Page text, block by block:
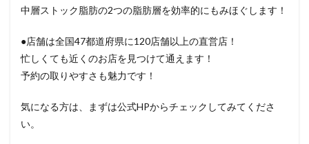
中層ストック脂肪の2つの脂肪層を効率的にもみほぐします！
●店舗は全国47都道府県に120店舗以上の直営店！
忙しくても近くのお店を見つけて通えます！
予約の取りやすさも魅力です！
気になる方は、まずは公式HPからチェックしてみてくださ
い。